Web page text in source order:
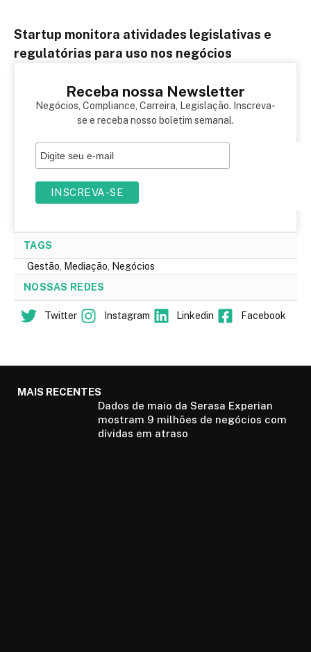
Startup monitora atividades legislativas e
regulatórias para uso nos negócios
Receba nossa Newsletter
Negócios, Compliance, Carreira, Legislação. Inscreva-
se e receba nosso boletim semanal.
TAGS
Gestão
Mediação
Negócios
NOSSAS REDES
Twitter Instagram Linkedin Facebook
MAIS RECENTES
Dados de maio da Serasa Experian
mostram 9 milhões de negócios com
dívidas em atraso